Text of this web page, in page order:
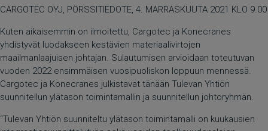
CARGOTEC OYJ, PÖRSSITIEDOTE, 4. MARRASKUUTA 2021 KLO 9.00
Kuten aikaisemmin on ilmoitettu, Cargotec ja Konecranes
yhdistyvät luodakseen kestävien materiaalivirtojen
maailmanlaajuisen johtajan. Sulautumisen arvioidaan toteutuvan
vuoden 2022 ensimmäisen vuosipuoliskon loppuun mennessä.
Cargotec ja Konecranes julkistavat tänään Tulevan Yhtiön
suunnitellun ylätason toimintamallin ja suunnitellun johtoryhmän.
“Tulevan Yhtiön suunniteltu ylätason toimintamalli on kuukausien